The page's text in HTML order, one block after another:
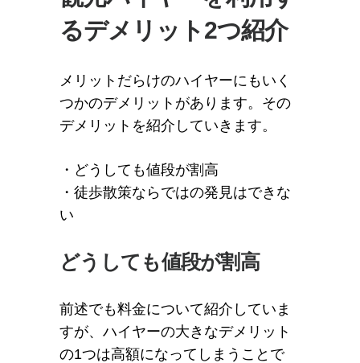
るデメリット2つ紹介
メリットだらけのハイヤーにもいく
つかのデメリットがあります。その
デメリットを紹介していきます。
・どうしても値段が割高
・徒歩散策ならではの発見はできな
い
どうしても値段が割高
前述でも料金について紹介していま
すが、ハイヤーの大きなデメリット
の1つは高額になってしまうことで